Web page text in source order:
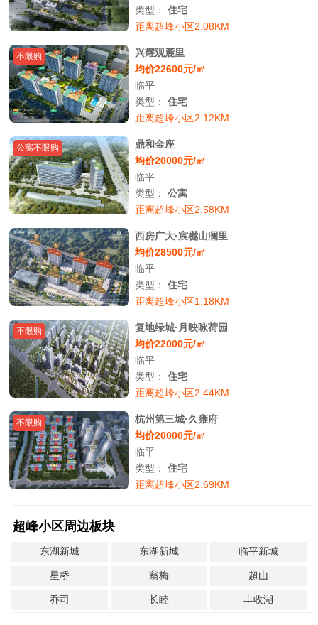
类型：住宅
距离超峰小区2.08KM
不限购
兴耀观麓里
均价22600元/㎡
临平
类型：住宅
距离超峰小区2.12KM
公寓不限购
鼎和金座
均价20000元/㎡
临平
类型：公寓
距离超峰小区2.58KM
西房广大·宸樾山澜里
均价28500元/㎡
临平
类型：住宅
距离超峰小区1.18KM
不限购
复地绿城·月映咏荷园
均价22000元/㎡
临平
类型：住宅
距离超峰小区2.44KM
不限购
杭州第三城·久雍府
均价20000元/㎡
临平
类型：住宅
距离超峰小区2.69KM
超峰小区周边板块
东湖新城 东湖新城 临平新城
星桥 翁梅 超山
乔司 长睦 丰收湖